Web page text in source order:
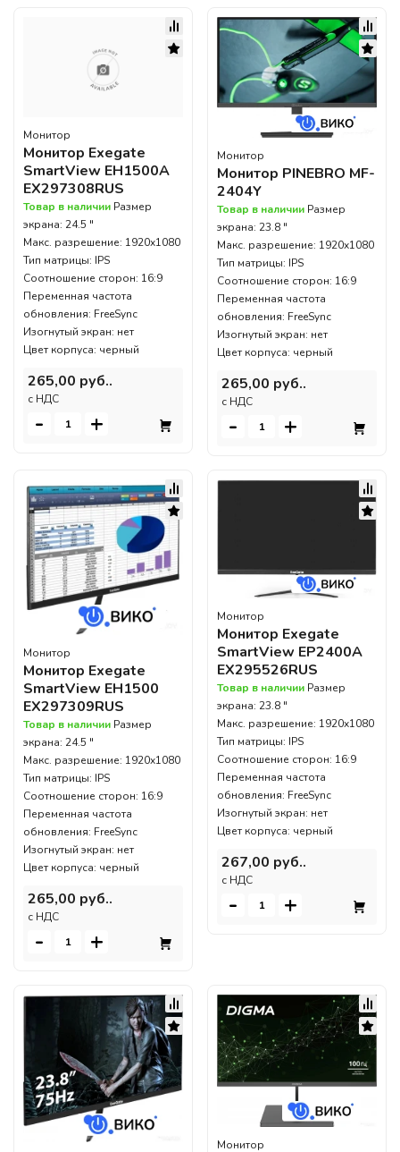
Монитор
Монитор Exegate
SmartView EH1500A
EX297308RUS
Товар в наличии Размер
экрана: 24.5 "
Макс. разрешение: 1920x1080
Тип матрицы: IPS
Соотношение сторон: 16:9
Переменная частота
обновления: FreeSync
Изогнутый экран: нет
Цвет корпуса: черный
265,00 руб..
c НДС
- +
Монитор
Монитор PINEBRO MF-
2404Y
Товар в наличии Размер
экрана: 23.8 "
Макс. разрешение: 1920x1080
Тип матрицы: IPS
Соотношение сторон: 16:9
Переменная частота
обновления: FreeSync
Изогнутый экран: нет
Цвет корпуса: черный
265,00 руб..
c НДС
- +
Монитор
Монитор Exegate
SmartView EH1500
EX297309RUS
Товар в наличии Размер
экрана: 24.5 "
Макс. разрешение: 1920x1080
Тип матрицы: IPS
Соотношение сторон: 16:9
Переменная частота
обновления: FreeSync
Изогнутый экран: нет
Цвет корпуса: черный
265,00 руб..
c НДС
- +
Монитор
Монитор Exegate
SmartView EP2400A
EX295526RUS
Товар в наличии Размер
экрана: 23.8 "
Макс. разрешение: 1920x1080
Тип матрицы: IPS
Соотношение сторон: 16:9
Переменная частота
обновления: FreeSync
Изогнутый экран: нет
Цвет корпуса: черный
267,00 руб..
c НДС
- +
Монитор